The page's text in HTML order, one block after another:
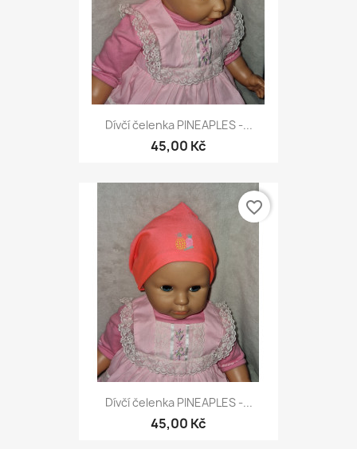
Dívčí čelenka PINEAPLES -...
45,00 Kč
Dívčí čelenka PINEAPLES -...
45,00 Kč
favorite_border